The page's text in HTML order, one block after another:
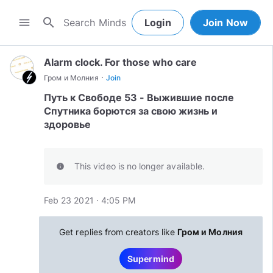
menu search Login Join Now
Alarm clock. For those who care
Гром и Молния · Join
Путь к Свободе 53 - Выжившие после
Спутника борются за свою жизнь и
здоровье
info This video is no longer available.
Feb 23 2021 · 4:05 PM
Get replies from creators like Гром и Молния
Supermind